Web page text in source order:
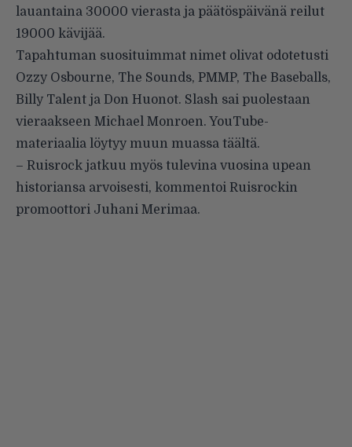
lauantaina 30000 vierasta ja päätöspäivänä reilut
19000 kävijää.
Tapahtuman suosituimmat nimet olivat odotetusti
Ozzy Osbourne, The Sounds, PMMP, The Baseballs,
Billy Talent ja Don Huonot. Slash sai puolestaan
vieraakseen Michael Monroen. YouTube-
materiaalia löytyy muun muassa täältä.
– Ruisrock jatkuu myös tulevina vuosina upean
historiansa arvoisesti, kommentoi Ruisrockin
promoottori Juhani Merimaa.